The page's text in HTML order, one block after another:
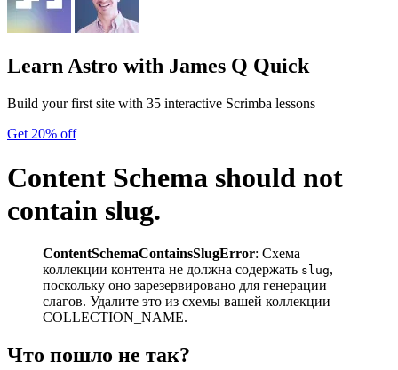
Learn Astro with James Q Quick
Build your first site with 35 interactive Scrimba lessons
Get 20% off
Content Schema should not
contain slug.
ContentSchemaContainsSlugError: Схема
коллекции контента не должна содержать slug,
поскольку оно зарезервировано для генерации
слагов. Удалите это из схемы вашей коллекции
COLLECTION_NAME.
Что пошло не так?